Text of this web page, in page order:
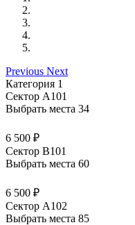
Previous Next
Категория 1
Сектор А101
Выбрать места 34
6 500 ₽
Сектор В101
Выбрать места 60
6 500 ₽
Сектор А102
Выбрать места 85